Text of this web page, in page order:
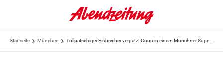
Startseite München